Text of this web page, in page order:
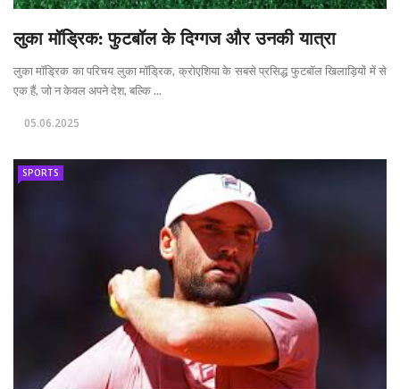
लुका मॉड्रिक: फुटबॉल के दिग्गज और उनकी यात्रा
लुका मॉड्रिक का परिचय लुका मॉड्रिक, क्रोएशिया के सबसे प्रसिद्ध फुटबॉल खिलाड़ियों में से
एक हैं, जो न केवल अपने देश, बल्कि ...
05.06.2025
SPORTS